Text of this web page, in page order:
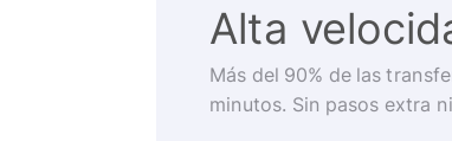
Alta
Más del 90% de las
minutos. Sin pasos extra